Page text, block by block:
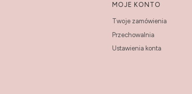
MOJE KONTO
Twoje zamówienia
Przechowalnia
Ustawienia konta